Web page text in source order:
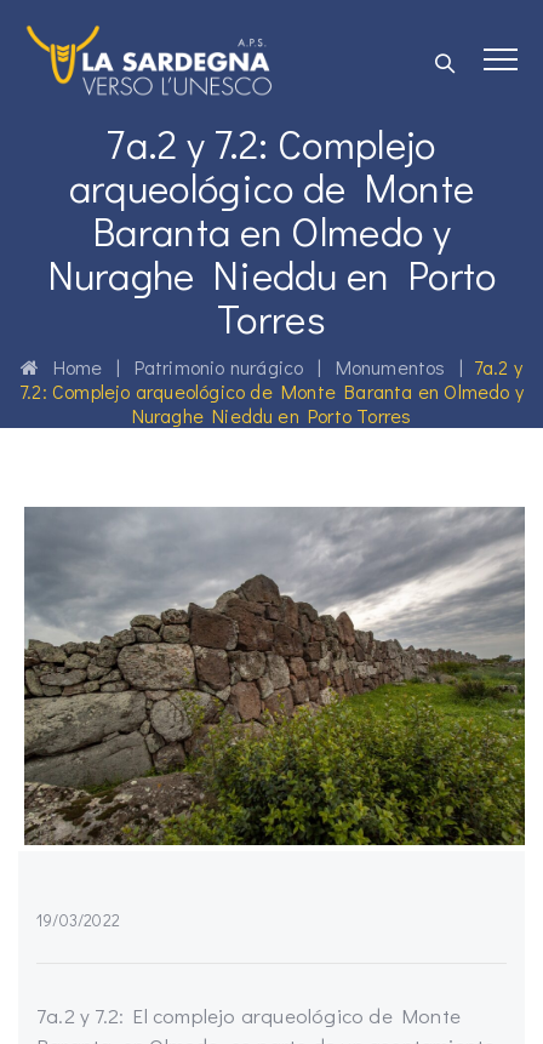
7a.2 y 7.2: Complejo
arqueológico de Monte
Baranta en Olmedo y
Nuraghe Nieddu en Porto
Torres
Home | Patrimonio nurágico | Monumentos | 7a.2 y
7.2: Complejo arqueológico de Monte Baranta en Olmedo y
Nuraghe Nieddu en Porto Torres
19/03/2022
7a.2 y 7.2: El complejo arqueológico de Monte